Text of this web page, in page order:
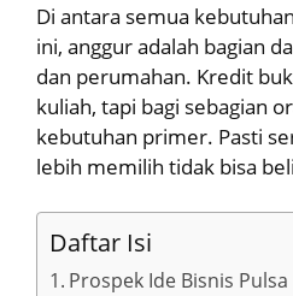
Di antara semua
ini, anggur adalah bagian
dan perumahan. Kredit
kuliah, tapi bagi sebagian
kebutuhan primer. Pasti
lebih memilih tidak bisa
Daftar Isi
Prospek Ide Bisnis